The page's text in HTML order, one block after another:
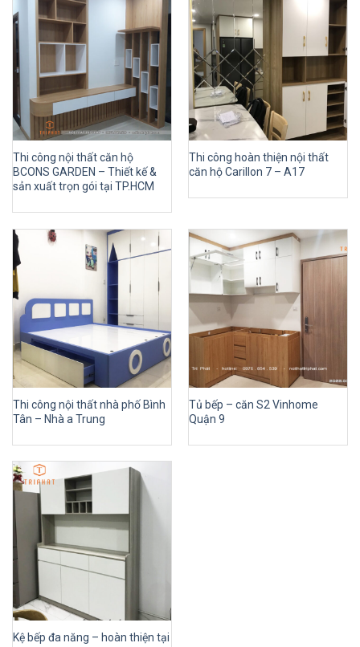
Thi công nội thất căn hộ
BCONS GARDEN – Thiết kế &
sản xuất trọn gói tại TP.HCM
Thi công hoàn thiện nội thất
căn hộ Carillon 7 – A17
Thi công nội thất nhà phố Bình
Tân – Nhà a Trung
Tủ bếp – căn S2 Vinhome
Quận 9
Kệ bếp đa năng – hoàn thiện tại